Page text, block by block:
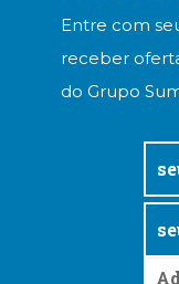
Entre com
receber
do Grupo